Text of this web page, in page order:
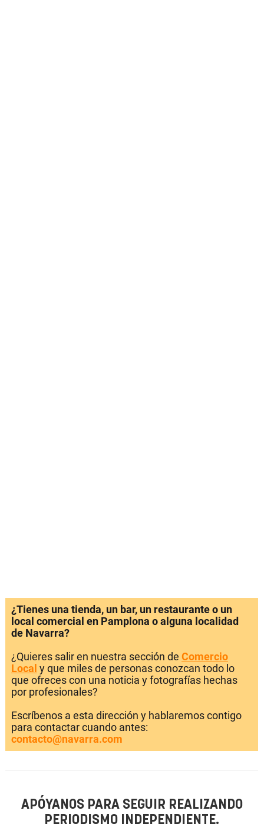
¿Tienes una tienda, un bar, un restaurante o un
local comercial en Pamplona o alguna localidad
de Navarra?
¿Quieres salir en nuestra sección de Comercio
Local y que miles de personas conozcan todo lo
que ofreces con una noticia y fotografías hechas
por profesionales?
Escríbenos a esta dirección y hablaremos contigo
para contactar cuando antes:
contacto@navarra.com
APÓYANOS PARA SEGUIR REALIZANDO
PERIODISMO INDEPENDIENTE.